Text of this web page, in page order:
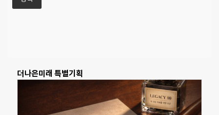
더나은미래 특별기획